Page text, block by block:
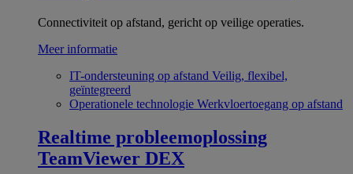
Connectiviteit op afstand, gericht op veilige operaties.
Meer informatie
IT-ondersteuning op afstand Veilig, flexibel,
geïntegreerd
Operationele technologie Werkvloertoegang op afstand
Realtime probleemoplossing
TeamViewer DEX